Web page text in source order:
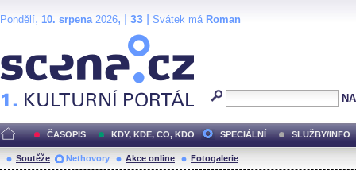
Pondělí, 10. srpena2026, | 33 Svátek má Roman
ČASOPIS KDY, KDE, CO, KDO SPECIÁLNÍ SLUŽBY/INFO
Soutěže Nethovory Akce online Fotogalerie